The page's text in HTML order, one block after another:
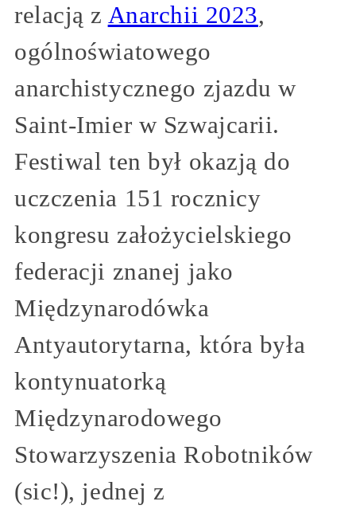
relacją z Anarchii 2023,
ogólnoświatowego
anarchistycznego zjazdu w
Saint-Imier w Szwajcarii.
Festiwal ten był okazją do
uczczenia 151 rocznicy
kongresu założycielskiego
federacji znanej jako
Międzynarodówka
Antyautorytarna, która była
kontynuatorką
Międzynarodowego
Stowarzyszenia Robotników
(sic!), jednej z